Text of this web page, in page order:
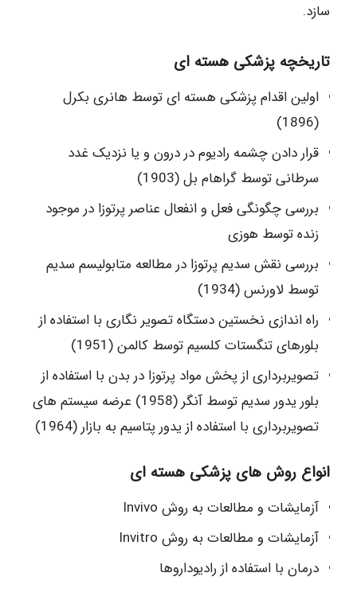
سازد.
تاریخچه پزشکی هسته ای
اولین اقدام پزشکی هسته ای توسط هانری بکرل
(1896)
قرار دادن چشمه رادیوم در درون و یا نزدیک غدد
سرطانی توسط گراهام بل (1903)
بررسی چگونگی فعل و انفعال عناصر پرتوزا در موجود
زنده توسط هوزی
بررسی نقش سدیم پرتوزا در مطالعه متابولیسم سدیم
توسط لاورنس (1934)
راه اندازی نخستین دستگاه تصویر نگاری با استفاده از
بلورهای تنگستات کلسیم توسط کالمن (1951)
تصویربرداری از پخش مواد پرتوزا در بدن با استفاده از
بلور یدور سدیم توسط آنگر (1958) عرضه سیستم های
تصویربرداری با استفاده از یدور پتاسیم به بازار (1964)
انواع روش های پزشکی هسته ای
آزمایشات و مطالعات به روش Invivo
آزمایشات و مطالعات به روش Invitro
درمان با استفاده از رادیوداروها